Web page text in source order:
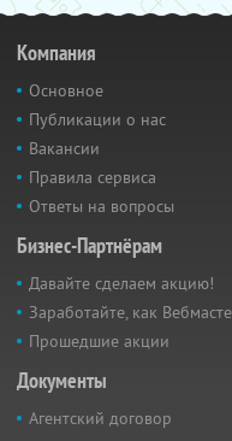
Компания
Основное
Публикации о нас
Вакансии
Правила сервиса
Ответы на вопросы
Бизнес-Партнёрам
Давайте сделаем акцию!
Заработайте, как
Прошедшие акции
Документы
Агентский договор